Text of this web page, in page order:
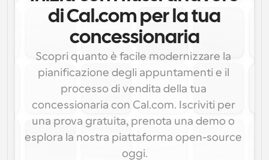
di Cal.com per la tua
concessionaria
Scopri quanto è facile modernizzare la
pianificazione degli appuntamenti e il
processo di vendita della tua
concessionaria con Cal.com. Iscriviti per
una prova gratuita, prenota una demo o
esplora la nostra piattaforma open-source
oggi.